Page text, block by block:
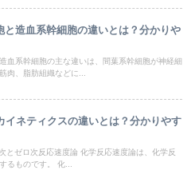
と造血系幹細胞の違いとは？分かりや
血系幹細胞の主な違いは、間葉系幹細胞が神経細
肉、脂肪組織などに...
イネティクスの違いとは？分かりやす
とゼロ次反応速度論 化学反応速度論は、化学反
るものです。 化...